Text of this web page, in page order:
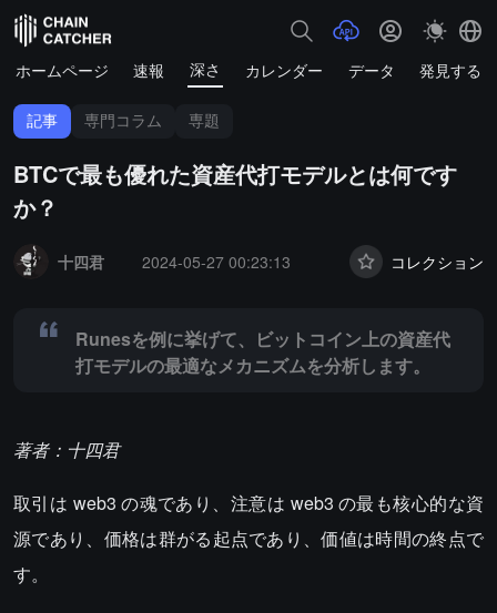
ホームページ 速報 深さ カレンダー データ 発見する
記事 専門コラム 専題
BTCで最も優れた資産代打モデルとは何です
か？
十四君
2024-05-27 00:23:13 コレクション
Runesを例に挙げて、ビットコイン上の資産代
打モデルの最適なメカニズムを分析します。
著者：十四君
取引は web3 の魂であり、注意は web3 の最も核心的な資
源であり、価格は群がる起点であり、価値は時間の終点で
す。